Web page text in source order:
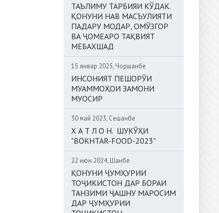
ТАЪЛИМУ ТАРБИЯИ КӮДАК.
ҚОНУНИ НАВ МАСЪУЛИЯТИ
ПАДАРУ МОДАР, ОМӮЗГОР
ВА ҶОМЕАРО ТАҚВИЯТ
МЕБАХШАД
15 январ 2025, Чоршанбе
ИНСОНИЯТ ПЕШОРӮИ
МУАММОҲОИ ЗАМОНИ
МУОСИР
30 май 2023, Сешанбе
Х А Т Л О Н. ШУКӮҲИ
"BOKHTAR-FOOD-2023"
22 июн 2024, Шанбе
ҚОНУНИ ҶУМҲУРИИ
ТОҶИКИСТОН ДАР БОРАИ
ТАНЗИМИ ҶАШНУ МАРОСИМ
ДАР ҶУМҲУРИИ